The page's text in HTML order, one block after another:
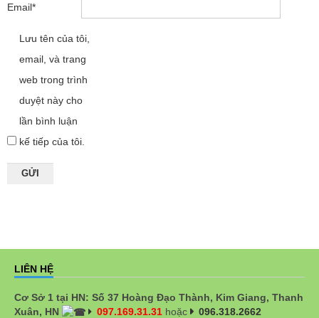
Email*
Lưu tên của tôi,
email, và trang
web trong trình
duyệt này cho
lần bình luận
kế tiếp của tôi.
LIÊN HỆ
Cơ Sở 1 tại HN: Số 37 Hoàng Đạo Thành, Kim Giang, Thanh
Xuân, HN
097.169.31.31 hoặc
096.318.2662